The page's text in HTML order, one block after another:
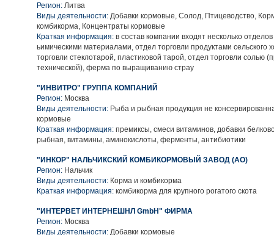
Регион: Литва
Виды деятельности: Добавки кормовые, Солод, Птицеводство,
комбикорма, Концентраты кормовые
Краткая информация: в состав компании входят несколько
ьимическими материалами, отдел торговли продуктами сельского
торговли стеклотарой, пластиковой тарой, отдел торговли солью
технической), ферма по выращиванию страу
"ИНВИТРО" ГРУППА КОМПАНИЙ
Регион: Москва
Виды деятельности: Рыба и рыбная продукция не
кормовые
Краткая информация: премиксы, смеси витаминов, добавки
рыбная, витамины, аминокислоты, ферменты, антибиотики
"ИНКОР" НАЛЬЧИКСКИЙ КОМБИКОРМОВЫЙ ЗАВОД (АО)
Регион: Нальчик
Виды деятельности: Корма и комбикорма
Краткая информация: комбикорма для крупного рогатого скота
"ИНТЕРВЕТ ИНТЕРНЕШНЛ GmbH" ФИРМА
Регион: Москва
Виды деятельности: Добавки кормовые